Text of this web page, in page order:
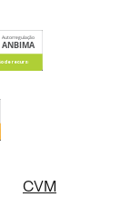
CVM